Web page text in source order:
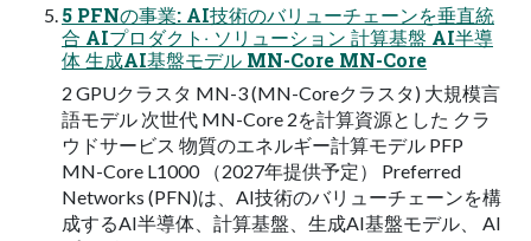
5 PFNの事業: AI技術のバリューチェーンを垂直統
合 AIプロダクト‧ ソリューション 計算基盤 AI半導
体 ⽣成AI基盤モデル MN-Core MN-Core
2 GPUクラスタ MN-3 (MN-Coreクラスタ) ⼤規模⾔
語モデル 次世代 MN-Core 2を計算資源とした クラ
ウドサービス 物質のエネルギー計算モデル PFP
MN-Core L1000 （2027年提供予定） Preferred
Networks (PFN)は、AI技術のバリューチェーンを構
成するAI半導体、計算基盤、生成AI基盤モデル、 AI